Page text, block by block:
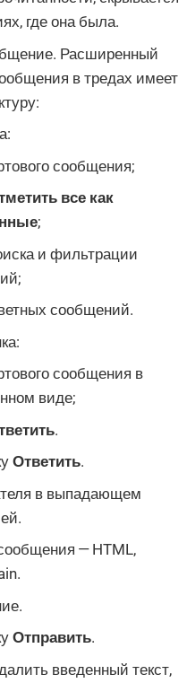
где она была.
Расширенный
в тредах имеет
сообщения;
все как
;
и фильтрации
сообщений.
сообщения в
виде;
.
Ответить.
в выпадающем
— HTML,
Отправить.
введенный текст,